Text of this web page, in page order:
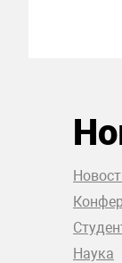
Наука